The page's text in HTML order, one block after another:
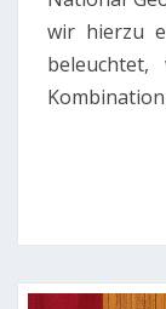
wir hierzu